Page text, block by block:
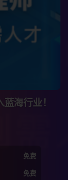
海行业！
免费
免费